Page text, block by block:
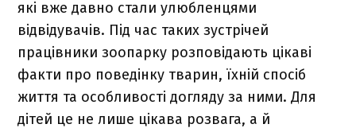
які вже давно стали улюбленцями
відвідувачів. Під час таких зустрічей
працівники зоопарку розповідають цікаві
факти про поведінку тварин, їхній спосіб
життя та особливості догляду за ними. Для
дітей це не лише цікава розвага, а й